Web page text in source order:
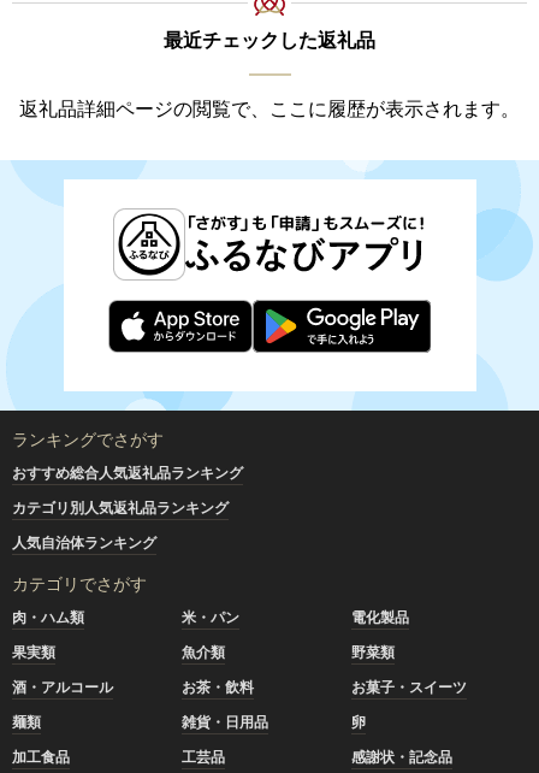
最近チェックした返礼品
返礼品詳細ページの閲覧で、ここに履歴が表示されます。
ランキングでさがす
おすすめ総合人気返礼品ランキング
カテゴリ別人気返礼品ランキング
人気自治体ランキング
カテゴリでさがす
肉・ハム類 米・パン
電化製品
果実類
魚介類
野菜類
酒・アルコール
お茶・飲料
お菓子・スイーツ
麺類
雑貨・日用品
卵
加工食品
工芸品
感謝状・記念品